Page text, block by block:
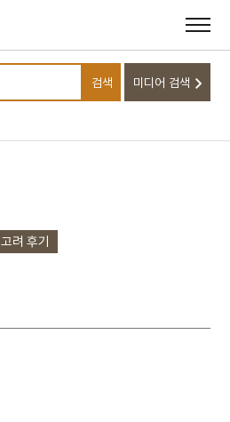
검색어를 입력하세요
검색 미디어 검색
고려 후기